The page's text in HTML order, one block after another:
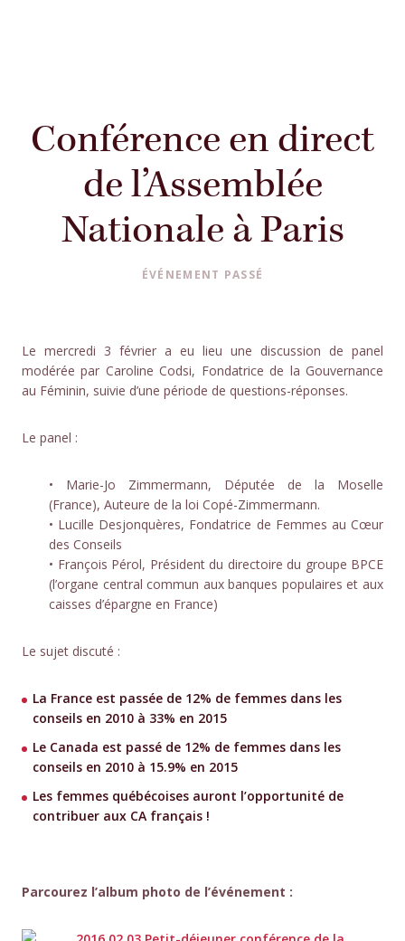
Conférence en direct
de l’Assemblée
Nationale à Paris
ÉVÉNEMENT PASSÉ
Le mercredi 3 février a eu lieu une discussion de panel
modérée par Caroline Codsi, Fondatrice de la Gouvernance
au Féminin, suivie d’une période de questions-réponses.
Le panel :
• Marie-Jo Zimmermann, Députée de la Moselle
(France), Auteure de la loi Copé-Zimmermann.
• Lucille Desjonquères, Fondatrice de Femmes au Cœur
des Conseils
• François Pérol, Président du directoire du groupe BPCE
(l’organe central commun aux banques populaires et aux
caisses d’épargne en France)
Le sujet discuté :
La France est passée de 12% de femmes dans les
conseils en 2010 à 33% en 2015
Le Canada est passé de 12% de femmes dans les
conseils en 2010 à 15.9% en 2015
Les femmes québécoises auront l’opportunité de
contribuer aux CA français !
Parcourez l’album photo de l’événement :